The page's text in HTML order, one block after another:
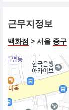
근무지정보
백화점 > 서울 중구